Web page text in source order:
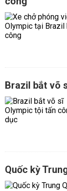
Brazil bắt võ
Quốc kỳ